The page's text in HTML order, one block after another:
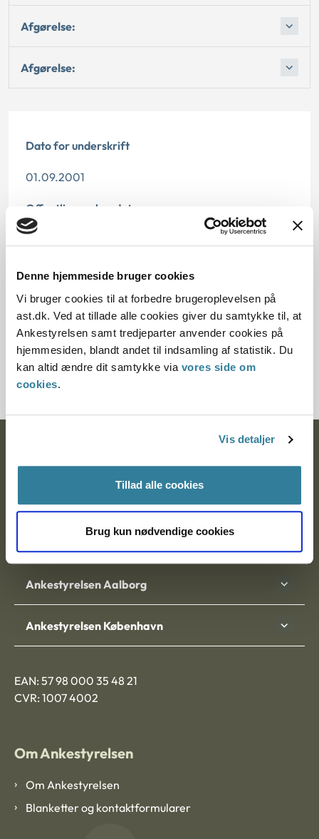
Denne hjemmeside bruger cookies
Vi bruger cookies til at forbedre brugeroplevelsen på
ast.dk. Ved at tillade alle cookies giver du samtykke til, at
Ankestyrelsen samt tredjeparter anvender cookies på
hjemmesiden, blandt andet til indsamling af statistik. Du
kan altid ændre dit samtykke via vores side om
cookies.
Vis detaljer
Tillad alle cookies
Brug kun nødvendige cookies
Afgørelse:
Afgørelse:
Dato for underskrift
01.09.2001
Offentliggørelsesdato
Paragraf
§ 32
Journalnummer
105436-00107683-00
Nytorv 7, 2. sal
9000 Aalborg
Ankestyrelsen Aalborg
Ankestyrelsen København
EAN: 57 98 000 35 48 21
CVR: 1007 4002
Om Ankestyrelsen
Om Ankestyrelsen
Blanketter og kontaktformularer